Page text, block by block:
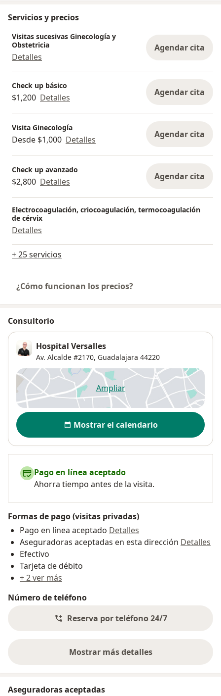
Servicios y precios
Visitas sucesivas Ginecología y
Obstetricia
Detalles
Agendar cita
Check up básico
$1,200 Detalles Agendar cita
Visita Ginecología
Desde $1,000 Detalles Agendar cita
Check up avanzado
$2,800 Detalles Agendar cita
Electrocoagulación, criocoagulación, termocoagulación
de cérvix
Detalles
+ 25 servicios
¿Cómo funcionan los precios?
Consultorio
Hospital Versalles
Av. Alcalde #2170, Guadalajara 44220
Ampliarse abre en una nueva
Disponibilidad
Mostrar el calendario
Pago en línea aceptado
Ahorra tiempo antes de la visita.
Formas de pago (visitas privadas)
Pago en línea aceptado Detalles
Aseguradoras aceptadas en esta dirección Detalles
Efectivo
Tarjeta de débito
+ 2 ver más
Número de teléfono
Reserva por teléfono 24/7
Mostrar más detalles
sobre la dirección
Aseguradoras aceptadas